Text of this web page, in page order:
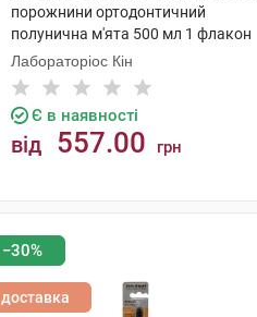
порожнини ортодонтичний
полунична м'ята 500 мл 1 флакон
Лабораторіос Кін
Є в наявності
від 557.00 грн
−30%
доставка